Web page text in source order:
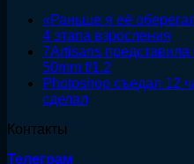
«Раньше я её
4 этапа взросления
7Artisans
50mm f/1.2
Photoshop съедал 12
сделал
Контакты
Телеграм